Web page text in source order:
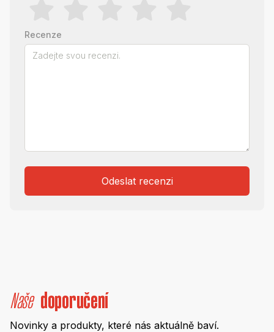
Recenze
Odeslat recenzi
Naše doporučení
Novinky a produkty, které nás aktuálně baví.